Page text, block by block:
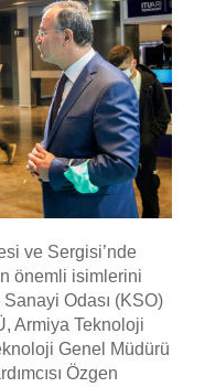
ve Sergisi’nde
önemli isimlerini
Odası (KSO)
Armiya Teknoloji
Genel Müdürü
Özgen